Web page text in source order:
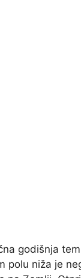
godišnja
polu niža je